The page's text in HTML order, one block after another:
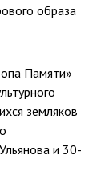
образа
Памяти»
земляков
и 30-